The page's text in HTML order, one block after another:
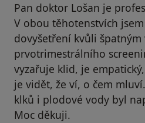
Pan doktor Lošan je
V obou těhotenstvích
dovyšetření kvůli špatným
prvotrimestrálního
vyzařuje klid, je
je vidět, že ví, o čem
klků i plodové vody byl
Moc děkuji.